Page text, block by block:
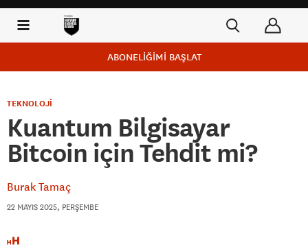
ABONELİĞİMİ BAŞLAT
TEKNOLOJİ
Kuantum Bilgisayar
Bitcoin için Tehdit mi?
Burak Tamaç
22 MAYIS 2025, PERŞEMBE